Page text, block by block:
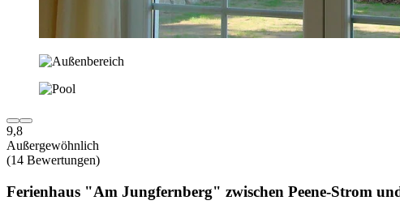
9,8
Außergewöhnlich
(14 Bewertungen)
Ferienhaus "Am Jungfernberg" zwischen Peene-Strom